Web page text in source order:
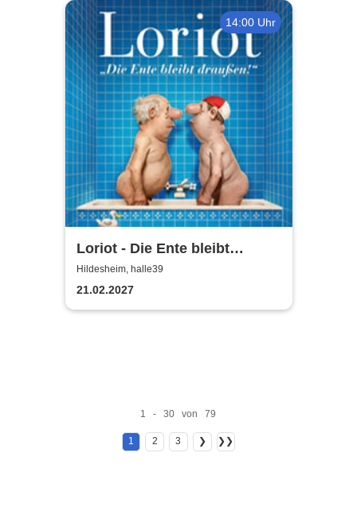
14:00 Uhr
Loriot - Die Ente bleibt
draußen!
Hildesheim, halle39
21.02.2027
1 - 30 von 79
1 2 3 ❯ ❯❯